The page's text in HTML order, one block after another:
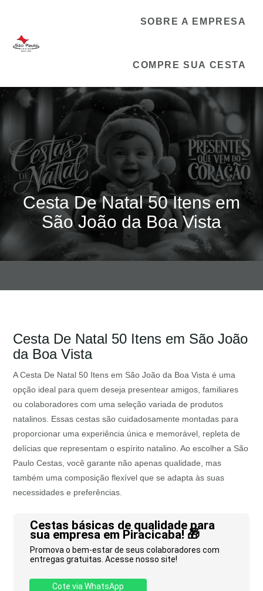
SOBRE A EMPRESA
COMPRE SUA CESTA
Cesta De Natal 50 Itens em
São João da Boa Vista
Cesta De Natal 50 Itens em São João
da Boa Vista
A Cesta De Natal 50 Itens em São João da Boa Vista é uma
opção ideal para quem deseja presentear amigos, familiares
ou colaboradores com uma seleção variada de produtos
natalinos. Essas cestas são cuidadosamente montadas para
proporcionar uma experiência única e memorável, repleta de
delícias que representam o espírito natalino. Ao escolher a São
Paulo Cestas, você garante não apenas qualidade, mas
também uma composição flexível que se adapta às suas
necessidades e preferências.
Cestas básicas de qualidade para
sua empresa em Piracicaba! 🎁
Promova o bem-estar de seus colaboradores com
entregas gratuitas. Acesse nosso site!
Cote via WhatsApp